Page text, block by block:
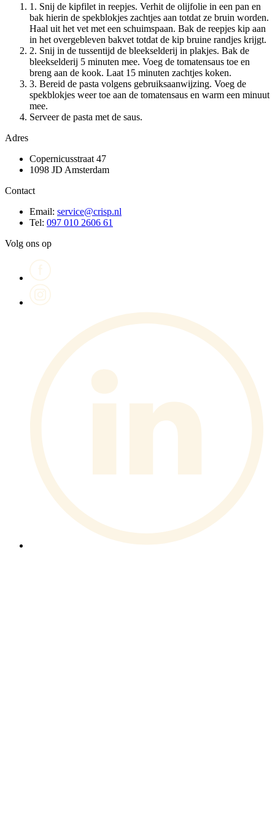
1. Snij de kipfilet in reepjes. Verhit de olijfolie in een pan en
bak hierin de spekblokjes zachtjes aan totdat ze bruin worden.
Haal uit het vet met een schuimspaan. Bak de reepjes kip aan
in het overgebleven bakvet totdat de kip bruine randjes krijgt.
2. Snij in de tussentijd de bleekselderij in plakjes. Bak de
bleekselderij 5 minuten mee. Voeg de tomatensaus toe en
breng aan de kook. Laat 15 minuten zachtjes koken.
3. Bereid de pasta volgens gebruiksaanwijzing. Voeg de
spekblokjes weer toe aan de tomatensaus en warm een minuut
mee.
Serveer de pasta met de saus.
Adres
Copernicusstraat 47
1098 JD Amsterdam
Contact
Email: service@crisp.nl
Tel: 097 010 2606 61
Volg ons op